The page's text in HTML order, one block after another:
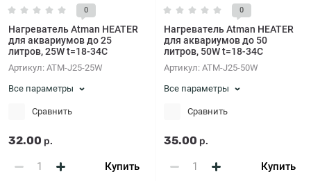
0
Нагреватель Atman HEATER
для аквариумов до 25
литров, 25W t=18-34C
Артикул: ATM-J25-25W
Все параметры
Сравнить
32.00 р.
Купить
0
Нагреватель Atman HEATER
для аквариумов до 50
литров, 50W t=18-34C
Артикул: ATM-J25-50W
Все параметры
Сравнить
35.00 р.
Купить